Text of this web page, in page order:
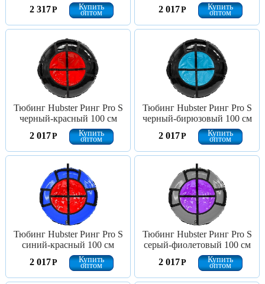
2 317Р Купить
оптом
2 017Р Купить
оптом
Тюбинг Hubster Ринг Pro S
черный-красный 100 см
2 017Р Купить
оптом
Тюбинг Hubster Ринг Pro S
черный-бирюзовый 100 см
2 017Р Купить
оптом
Тюбинг Hubster Ринг Pro S
синий-красный 100 см
2 017Р Купить
оптом
Тюбинг Hubster Ринг Pro S
серый-фиолетовый 100 см
2 017Р Купить
оптом